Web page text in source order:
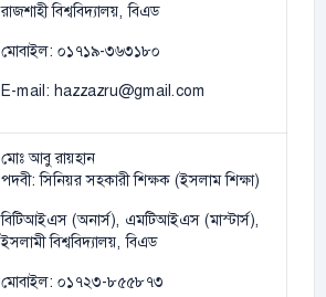
রাজশাহী বিশ্ববিদ্যালয়, বিএড
মোবাইল: ০১৭১৯-৩৬৩১৮০
E-mail: hazzazru@gmail.com
মোঃ আবু রায়হান
পদবী: সিনিয়র সহকারী শিক্ষক (ইসলাম শিক্ষা)
বিটিআইএস (অনার্স), এমটিআইএস (মাস্টার্স),
ইসলামী বিশ্ববিদ্যালয়, বিএড
মোবাইল: ০১৭২৩-৮৫৫৮৭৩